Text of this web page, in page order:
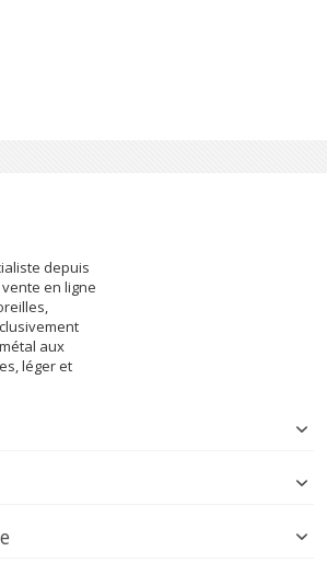
depuis
en ligne
aux
léger et